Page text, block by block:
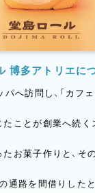
博多アトリエに
へ訪問し、「カフ
ことが創業へ続く
お菓子作りと、そ
通路を間借りした